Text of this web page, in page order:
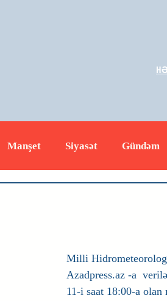
Manşet Siyasət Gündəm
Milli
Azadpress.az -a
11-i saat 18:00-a olan